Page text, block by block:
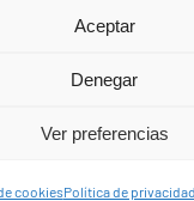
Aceptar
Denegar
Ver preferencias
cookiesPolítica de privacidad